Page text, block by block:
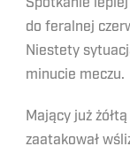
do feralnej
Niestety
minucie meczu.
Mający już
zaatakował